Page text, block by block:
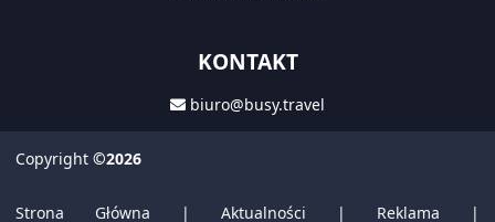
KONTAKT
biuro@busy.travel
Copyright ©2026
Strona Główna | Aktualności | Reklama |